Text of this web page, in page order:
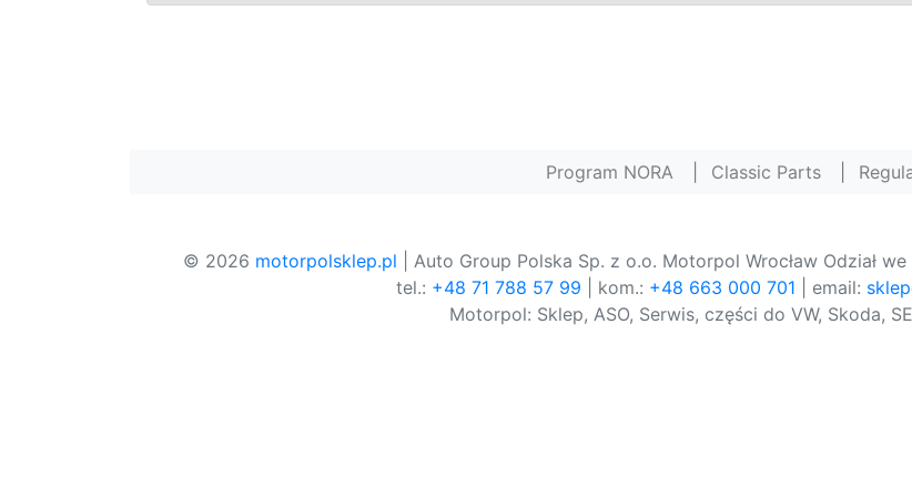
Program NORA Classic Parts
© 2026 motorpolsklep.pl | Auto Group Polska Sp. z o.o. Motorpol Wrocław Odział
tel.: +48 71 788 57 99 | kom.: +48 663 000 701 | email:
Motorpol: Sklep, ASO, Serwis, części do VW, Skoda,